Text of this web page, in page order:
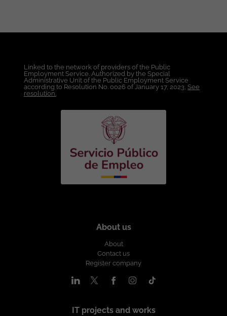
Linked to the network of providers of the Public
Employment Service. Authorized by the Special
Administrative Unit of the Public Employment Service
according to Resolution No. 0026 of January 17, 2023, See
resolution.
About us
About
Contact us
Register company
IT projects and works